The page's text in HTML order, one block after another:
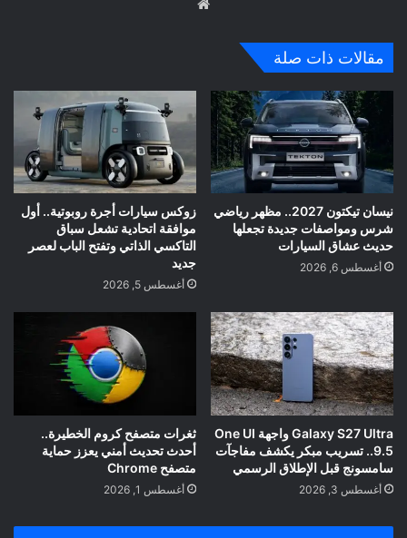
مقالات ذات صلة
نيسان تيكتون 2027.. مظهر رياضي
شرس ومواصفات جديدة تجعلها
حديث عشاق السيارات
أغسطس 6, 2026
زوكس سيارات أجرة روبوتية.. أول
موافقة اتحادية تشعل سباق
التاكسي الذاتي وتفتح الباب لعصر
جديد
أغسطس 5, 2026
Galaxy S27 Ultra واجهة One UI
9.5.. تسريب مبكر يكشف مفاجآت
سامسونج قبل الإطلاق الرسمي
أغسطس 3, 2026
ثغرات متصفح كروم الخطيرة..
أحدث تحديث أمني يعزز حماية
متصفح Chrome
أغسطس 1, 2026